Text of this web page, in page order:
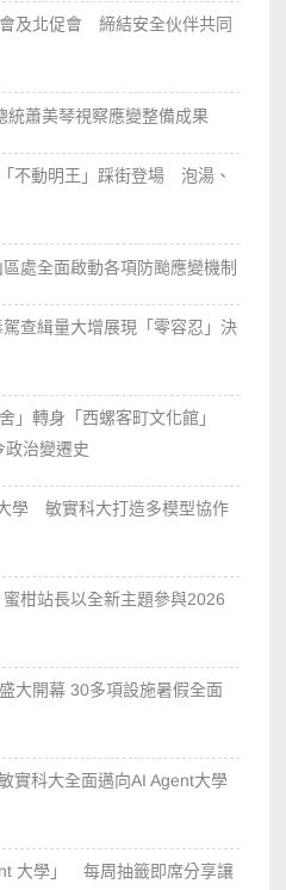
及北促會 締結安全伙伴共同
統蕭美琴視察應變整備成果
不動明王」踩街登場 泡湯、
處全面啟動各項防颱應變機制
查緝量大增展現「零容忍」決
」轉身「西螺客町文化館」
治變遷史
學 敏實科大打造多模型協作
柑站長以全新主題參與2026
大開幕 30多項設施暑假全面
實科大全面邁向AI Agent大學
大學」 每周抽籤即席分享讓